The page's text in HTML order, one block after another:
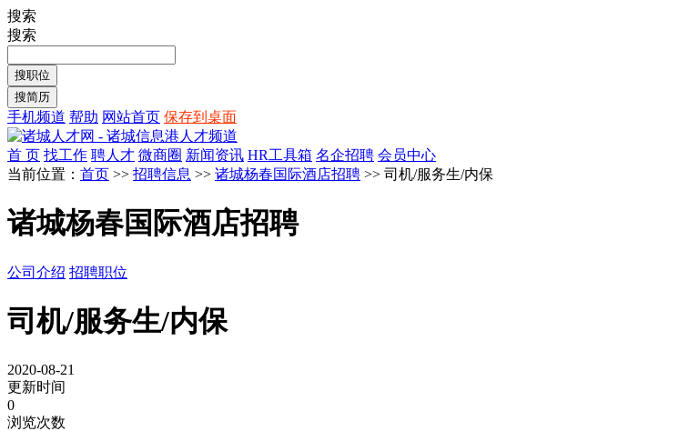
搜索
搜索
手机频道 帮助 网站首页 保存到桌面
首 页 找工作 聘人才 微商圈 新闻资讯 HR工具箱 名企招聘 会员中心
当前位置： 首页 >> 招聘信息 >> 诸城杨春国际酒店招聘 >> 司机/服务生/内保
诸城杨春国际酒店招聘
公司介绍 招聘职位
司机/服务生/内保
2020-08-21
更新时间
0
浏览次数